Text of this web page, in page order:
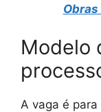
Obras
Modelo
A vaga é